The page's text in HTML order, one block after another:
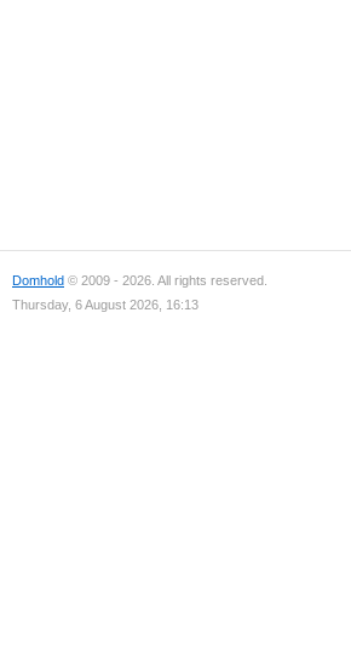
Domhold © 2009 - 2026. All rights reserved.
Thursday, 6 August 2026, 16:13